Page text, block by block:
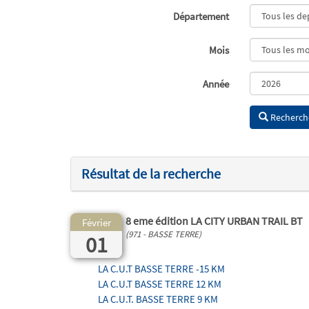
Département
Mois
Année
Résultat de la recherche
Février
01
8 eme édition LA CITY URBAN TRAIL BT
(971 - BASSE TERRE)
LA C.U.T BASSE TERRE -15 KM
LA C.U.T BASSE TERRE 12 KM
LA C.U.T. BASSE TERRE 9 KM